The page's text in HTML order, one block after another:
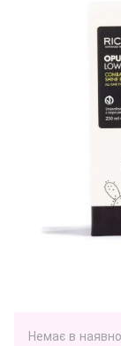
Немає в